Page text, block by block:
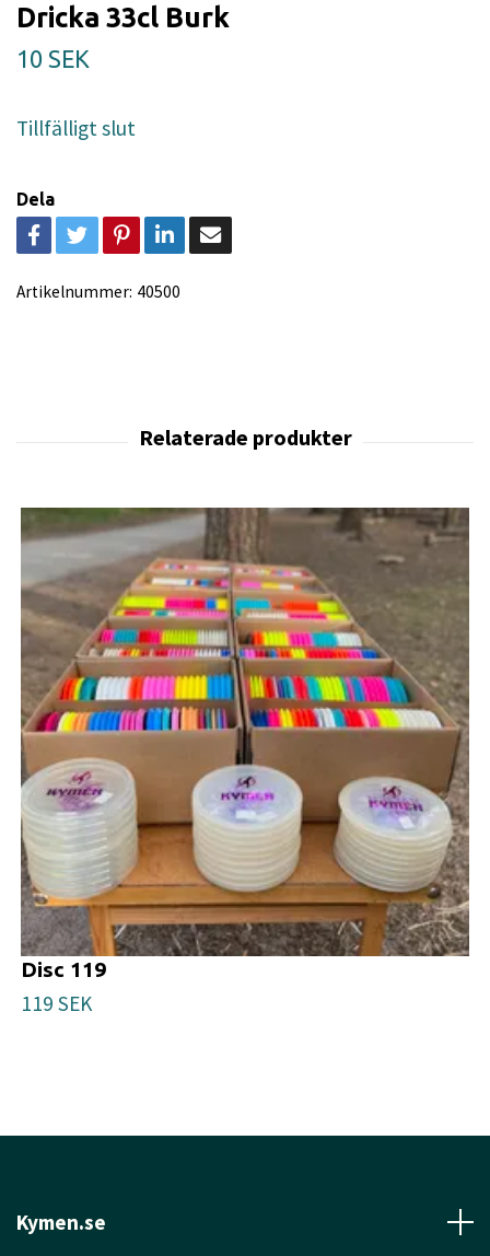
Dricka 33cl Burk
10 SEK
Tillfälligt slut
Dela
Artikelnummer: 40500
Disc 119
119 SEK
Kymen.se